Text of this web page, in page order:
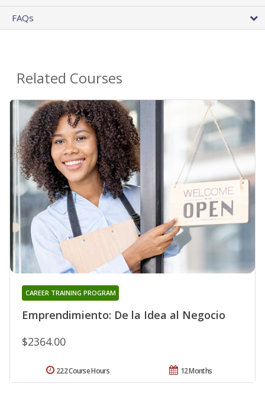
FAQs
Related Courses
Emprendimiento: De la Idea al Negocio
CAREER TRAINING PROGRAM
$2364.00
12 Months
222 Course Hours